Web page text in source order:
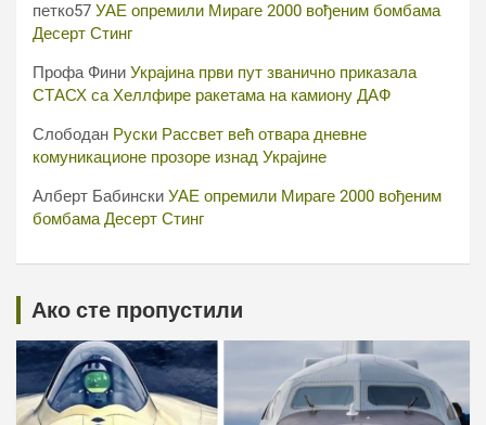
петко57 УАЕ опремили Мираге 2000 вођеним бомбама
Десерт Стинг
Профа Фини Украјина први пут званично приказала
СТАСХ са Хеллфире ракетама на камиону ДАФ
Слободан Руски Рассвет већ отвара дневне
комуникационе прозоре изнад Украјине
Алберт Бабински УАЕ опремили Мираге 2000 вођеним
бомбама Десерт Стинг
Ако сте пропустили